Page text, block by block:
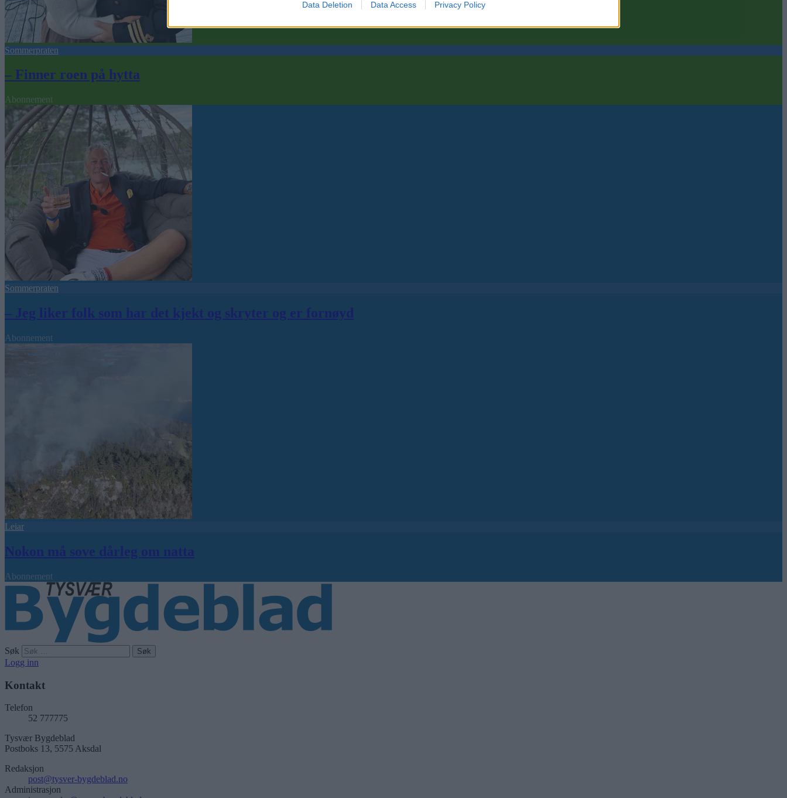
Data Deletion Data Access Privacy Policy
Sommerpraten
– Finner roen på hytta
Abonnement
Sommerpraten
– Jeg liker folk som har det kjekt og skryter og er fornøyd
Abonnement
Leiar
Nokon må sove dårleg om natta
Abonnement
Søk
Logg inn
Kontakt
Telefon
52 777775
Tysvær Bygdeblad
Postboks 13, 5575 Aksdal
Redaksjon
post@tysver-bygdeblad.no
Administrasjon